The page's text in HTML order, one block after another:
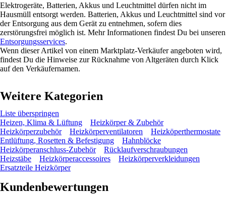
Elektrogeräte, Batterien, Akkus und Leuchtmittel dürfen nicht im
Hausmüll entsorgt werden. Batterien, Akkus und Leuchtmittel sind vor
der Entsorgung aus dem Gerät zu entnehmen, sofern dies
zerstörungsfrei möglich ist. Mehr Informationen findest Du bei unseren
Entsorgungsservices.
Wenn dieser Artikel von einem Marktplatz-Verkäufer angeboten wird,
findest Du die Hinweise zur Rücknahme von Altgeräten durch Klick
auf den Verkäufernamen.
Weitere Kategorien
Liste überspringen
Heizen, Klima & Lüftung
Heizkörper & Zubehör
Heizkörperzubehör
Heizkörperventilatoren
Heizköperthermostate
Entlüftung, Rosetten & Befestigung
Hahnblöcke
Heizkörperanschluss-Zubehör
Rücklaufverschraubungen
Heizstäbe
Heizkörperaccessoires
Heizkörperverkleidungen
Ersatzteile Heizkörper
Kundenbewertungen